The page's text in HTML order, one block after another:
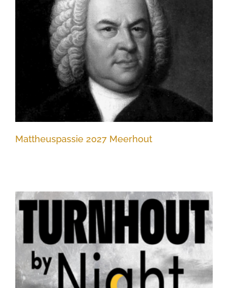
Mattheuspassie 2027 Meerhout
Mattheuspassie 2027 Meerhout
Turnhout by Night koorleden